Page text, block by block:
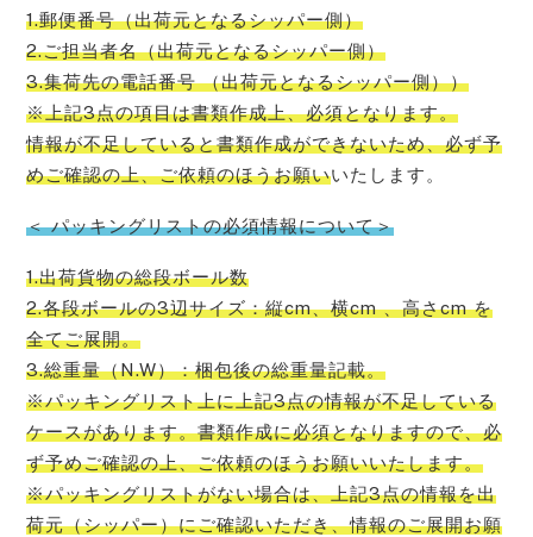
1.郵便番号（出荷元となるシッパー側）
2.ご担当者名（出荷元となるシッパー側）
3.集荷先の電話番号 （出荷元となるシッパー側））
※上記3点の項目は書類作成上、必須となります。
情報が不足していると書類作成ができないため、必ず予
めご確認の上、ご依頼のほうお願いいたします。
＜ パッキングリストの必須情報について＞
1.出荷貨物の総段ボール数
2.各段ボールの3辺サイズ：縦cm、横cm 、高さcm を
全てご展開。
3.総重量（N.W）：梱包後の総重量記載。
※パッキングリスト上に上記3点の情報が不足している
ケースがあります。書類作成に必須となりますので、必
ず予めご確認の上、ご依頼のほうお願いいたします。
※パッキングリストがない場合は、上記3点の情報を出
荷元（シッパー）にご確認いただき、情報のご展開お願